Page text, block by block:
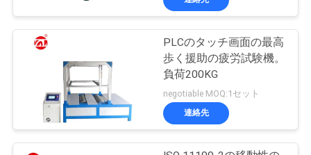
PLCのタッチ画面の最高
歩く援助の疲労試験機。
負荷200KG
negotiable MOQ:1セット
連絡先